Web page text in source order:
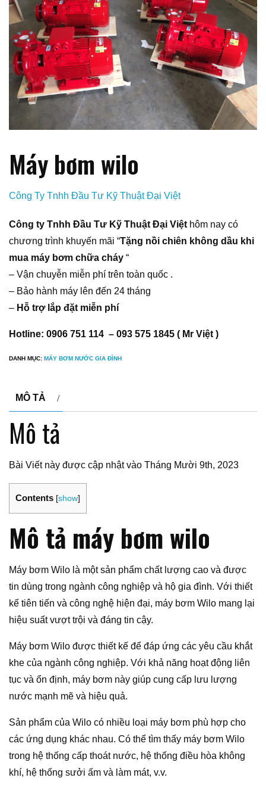
Máy bơm wilo
Công Ty Tnhh Đầu Tư Kỹ Thuật Đại Việt
Công ty Tnhh Đầu Tư Kỹ Thuật Đại Việt hôm nay có
chương trình khuyến mãi “Tặng nồi chiên không dầu khi
mua máy bơm chữa cháy “
– Vận chuyễn miễn phí trên toàn quốc .
– Bảo hành máy lên đến 24 tháng
– Hỗ trợ lắp đặt miễn phí
Hotline: 0906 751 114 – 093 575 1845 ( Mr Việt )
DANH MỤC: MÁY BƠM NƯỚC GIA ĐÌNH
MÔ TẢ
Mô tả
Bài Viết này được cập nhật vào Tháng Mười 9th, 2023
Contents [show]
Mô tả máy bơm wilo
Máy bơm Wilo là một sản phẩm chất lượng cao và được
tin dùng trong ngành công nghiệp và hộ gia đình. Với thiết
kế tiên tiến và công nghệ hiện đại, máy bơm Wilo mang lại
hiệu suất vượt trội và đáng tin cậy.
Máy bơm Wilo được thiết kế để đáp ứng các yêu cầu khắt
khe của ngành công nghiệp. Với khả năng hoạt động liên
tục và ổn định, máy bơm này giúp cung cấp lưu lượng
nước mạnh mẽ và hiệu quả.
Sản phẩm của Wilo có nhiều loại máy bơm phù hợp cho
các ứng dụng khác nhau. Có thể tìm thấy máy bơm Wilo
trong hệ thống cấp thoát nước, hệ thống điều hòa không
khí, hệ thống sưởi ấm và làm mát, v.v.